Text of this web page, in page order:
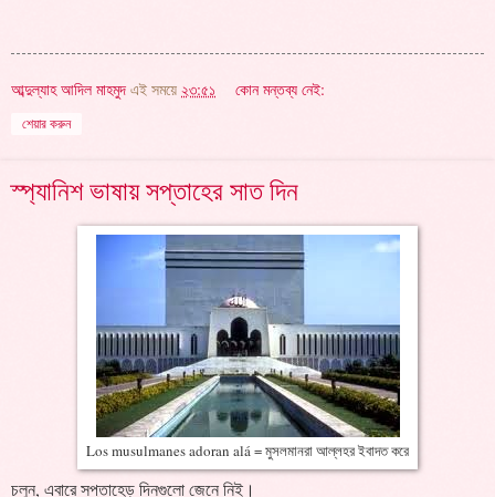
আব্দুল্যাহ আদিল মাহমুদ এই সময়ে ২৩:৫১ কোন মন্তব্য নেই:
শেয়ার করুন
স্প্যানিশ ভাষায় সপ্তাহের সাত দিন
Los musulmanes adoran alá = মুসলমানরা আল্লহর ইবাদত করে
চলুন, এবারে সপ্তাহেড় দিনগুলো জেনে নিই।